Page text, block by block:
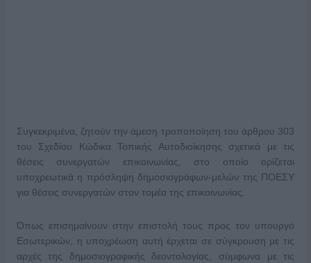
Συγκεκριμένα, ζητούν την άμεση τροποποίηση του άρθρου 303
του Σχεδίου Κώδικα Τοπικής Αυτοδιοίκησης σχετικά με τις
θέσεις συνεργατών επικοινωνίας, στο οποίο ορίζεται
υποχρεωτικά η πρόσληψη δημοσιογράφων-μελών της ΠΟΕΣΥ
για θέσεις συνεργατών στον τομέα της επικοινωνίας.
Όπως επισημαίνουν στην επιστολή τους προς τον υπουργό
Εσωτερικών, η υποχρέωση αυτή έρχεται σε σύγκρουση με τις
αρχές της δημοσιογραφικής δεοντολογίας, σύμφωνα με τις